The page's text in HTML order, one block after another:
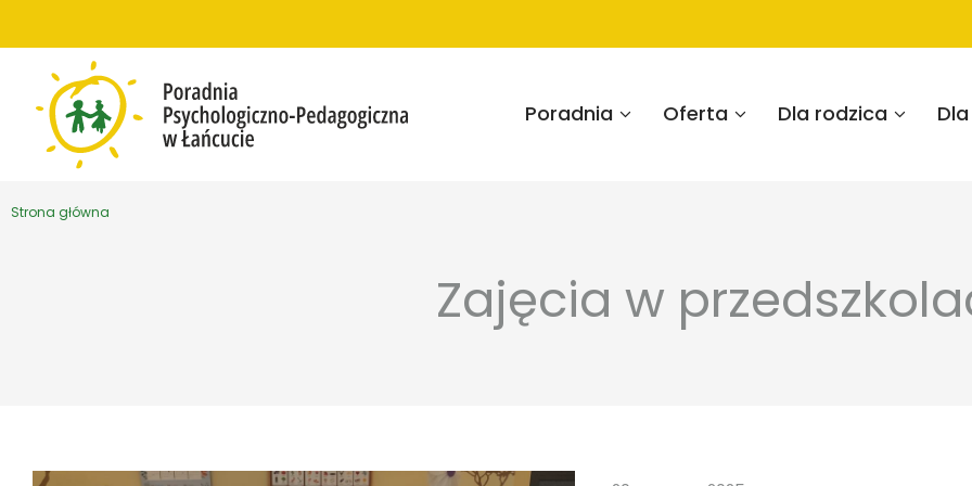
Poradnia Oferta Dla rodzica
Strona główna
Zajęcia w